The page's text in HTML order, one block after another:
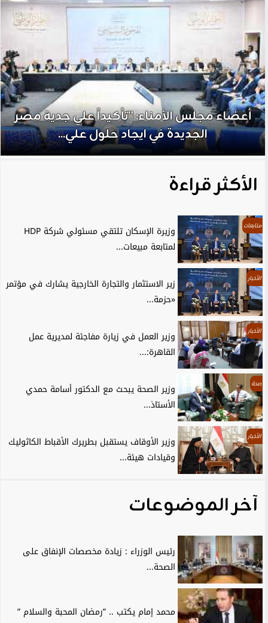
أعضاء مجلس الأمناء: ”تأكيداً علي جدية مصر
الجديدة في ايجاد حلول علي...
الأكثر قراءة
متابعات
وزيرة الإسكان تلتقي مسئولي شركة HDP
لمتابعة مبيعات...
الأخبار
زير الاستثمار والتجارة الخارجية يشارك في مؤتمر
«حزمة...
الأخبار
وزير العمل في زيارة مفاجئة لمديرية عمل
القاهرة:...
صحة
وزير الصحة يبحث مع الدكتور أسامة حمدي
الأستاذ...
الأخبار
وزير الأوقاف يستقبل بطريرك الأقباط الكاثوليك
وقيادات هيئة...
آخر الموضوعات
رئيس الوزراء : زيادة مخصصات الإنفاق على
الصحة...
محمد إمام يكتب .. ”رمضان المحبة والسلام ”